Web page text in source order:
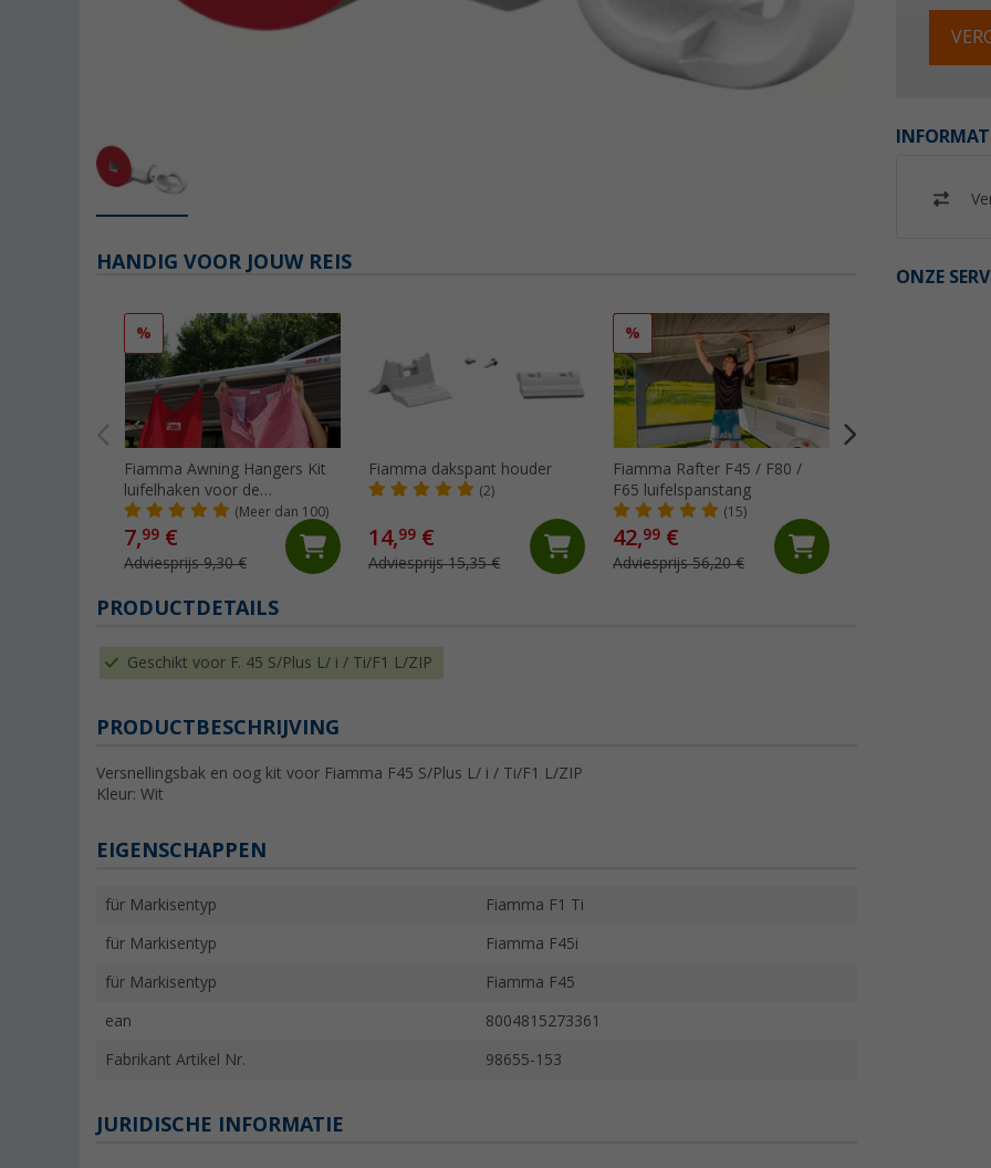
ONZE
HANDIG VOOR JOUW REIS
%
Fiamma Awning Hangers Kit
luifelhaken voor de
peesgeleider
(Meer dan 100)
7,99 €
Adviesprijs 9,30 €
Fiamma dakspant houder
(2)
14,99 €
Adviesprijs 15,35 €
%
Fiamma Rafter F45 / F80 /
F65 luifelspanstang
(15)
42,99 €
Adviesprijs 56,20 €
PRODUCTDETAILS
Geschikt voor F. 45 S/Plus L/ i / Ti/F1 L/ZIP
PRODUCTBESCHRIJVING
Versnellingsbak en oog kit voor Fiamma F45 S/Plus L/ i / Ti/F1 L/ZIP
Kleur: Wit
EIGENSCHAPPEN
für Markisentyp Fiamma F1 Ti
für Markisentyp Fiamma F45i
für Markisentyp Fiamma F45
ean 8004815273361
Fabrikant Artikel Nr. 98655-153
JURIDISCHE INFORMATIE